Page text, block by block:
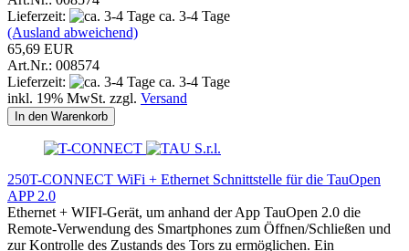
Lieferzeit:
ca. 3-4 Tage
(Ausland abweichend)
65,69 EUR
Art.Nr.: 008574
Lieferzeit:
ca. 3-4 Tage
inkl. 19% MwSt. zzgl. Versand
In den Warenkorb
250T-CONNECT WiFi + Ethernet Schnittstelle für die TauOpen
APP 2.0
Ethernet + WIFI-Gerät, um anhand der App TauOpen 2.0 die
Remote-Verwendung des Smartphones zum Öffnen/Schließen und
zur Kontrolle des Zustands des Tors zu ermöglichen. Ein